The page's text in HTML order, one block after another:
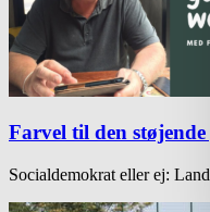
Farvel til den
Socialdemokrat eller ej: